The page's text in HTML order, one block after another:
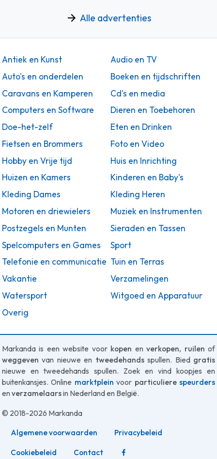
Alle advertenties
Antiek en Kunst
Audio en TV
Auto's en onderdelen
Boeken en tijdschriften
Caravans en Kamperen
Cd's en media
Computers en Software
Dieren en Toebehoren
Doe-het-zelf
Eten en Drinken
Fietsen en Brommers
Foto en Video
Hobby en Vrije tijd
Huis en Inrichting
Huizen en Kamers
Kinderen en Baby's
Kleding Dames
Kleding Heren
Motoren en driewielers
Muziek en Instrumenten
Postzegels en Munten
Sieraden en Tassen
Spelcomputers en Games
Sport
Telefonie en communicatie Tuin en Terras
Vakantie
Verzamelingen
Watersport
Witgoed en Apparatuur
Overig
Markanda is een website voor kopen enverkopen, ruilen of
weggeven van nieuwe en tweedehandsspullen. Bied gratis
nieuwe en tweedehands spullen. Zoek en vind koopjes en
buitenkansjes. Online marktplein voor particulierespeurders
en verzamelaarsin Nederland en België.
© 2018-2026 Markanda
Algemene voorwaarden Privacybeleid
Cookiebeleid Contact